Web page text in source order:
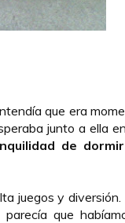
que era
junto a ella
de
juegos y diversión.
que